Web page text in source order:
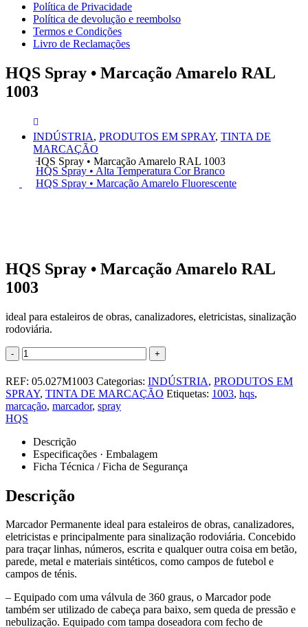
Política de Privacidade
Política de devolução e reembolso
Termos e Condições
Livro de Reclamações
HQS Spray • Marcação Amarelo RAL
1003
INDÚSTRIA, PRODUTOS EM SPRAY, TINTA DE
MARCAÇÃO
HQS Spray • Marcação Amarelo RAL 1003
HQS Spray • Alta Temperatura Cor Branco
HQS Spray • Marcação Amarelo Fluorescente
HQS Spray • Marcação Amarelo RAL
1003
ideal para estaleiros de obras, canalizadores, eletricistas, sinalização
rodoviária.
- +
REF: 05.027M1003 Categorias: INDÚSTRIA, PRODUTOS EM
SPRAY, TINTA DE MARCAÇÃO Etiquetas: 1003, hqs,
marcação, marcador, spray
HQS
Descrição
Especificações · Embalagem
Ficha Técnica / Ficha de Segurança
Descrição
Marcador Permanente ideal para estaleiros de obras, canalizadores,
eletricistas e principalmente para sinalização rodoviária. Concebido
para traçar linhas, números, escrita e qualquer outra coisa em betão,
parede, metal e materiais sintéticos, como campos de futebol e
campos de ténis.
– Equipado com uma válvula de 360 ​​graus, o Marcador pode
também ser utilizado de cabeça para baixo, sem queda de pressão e
nebulização. Equipado com tampa doseadora com fecho de